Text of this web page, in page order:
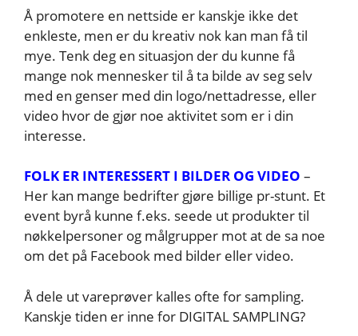
Å promotere en nettside er kanskje ikke det
enkleste, men er du kreativ nok kan man få til
mye. Tenk deg en situasjon der du kunne få
mange nok mennesker til å ta bilde av seg selv
med en genser med din logo/nettadresse, eller
video hvor de gjør noe aktivitet som er i din
interesse.
FOLK ER INTERESSERT I BILDER OG VIDEO –
Her kan mange bedrifter gjøre billige pr-stunt. Et
event byrå kunne f.eks. seede ut produkter til
nøkkelpersoner og målgrupper mot at de sa noe
om det på Facebook med bilder eller video.
Å dele ut vareprøver kalles ofte for sampling.
Kanskje tiden er inne for DIGITAL SAMPLING?